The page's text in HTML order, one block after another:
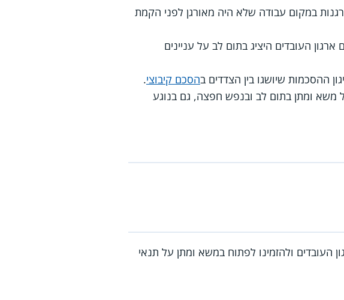
במקום עבודה שלא היה מאורגן לפני הקמת
העובדים היציג בתום לב על עניינים
ההסכמות שיושגו בין הצדדים בהסכם קיבוצי.
משא ומתן בתום לב ובנפש חפצה, גם בנוגע
העובדים ולהזמינו לפתוח במשא ומתן על תנאי